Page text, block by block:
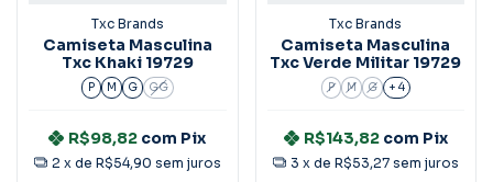
Txc Brands
Camiseta Masculina
Txc Khaki 19729
P M G GG
R$98,82 com Pix
2 x de R$54,90 sem juros
Txc Brands
Camiseta Masculina
Txc Verde Militar 19729
P M G + 4
R$143,82 com Pix
3 x de R$53,27 sem juros